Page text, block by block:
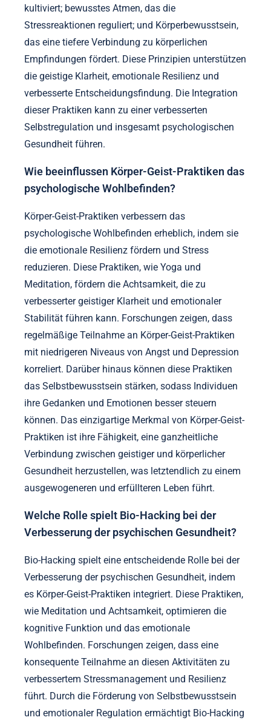
kultiviert; bewusstes Atmen, das die
Stressreaktionen reguliert; und Körperbewusstsein,
das eine tiefere Verbindung zu körperlichen
Empfindungen fördert. Diese Prinzipien unterstützen
die geistige Klarheit, emotionale Resilienz und
verbesserte Entscheidungsfindung. Die Integration
dieser Praktiken kann zu einer verbesserten
Selbstregulation und insgesamt psychologischen
Gesundheit führen.
Wie beeinflussen Körper-Geist-Praktiken das
psychologische Wohlbefinden?
Körper-Geist-Praktiken verbessern das
psychologische Wohlbefinden erheblich, indem sie
die emotionale Resilienz fördern und Stress
reduzieren. Diese Praktiken, wie Yoga und
Meditation, fördern die Achtsamkeit, die zu
verbesserter geistiger Klarheit und emotionaler
Stabilität führen kann. Forschungen zeigen, dass
regelmäßige Teilnahme an Körper-Geist-Praktiken
mit niedrigeren Niveaus von Angst und Depression
korreliert. Darüber hinaus können diese Praktiken
das Selbstbewusstsein stärken, sodass Individuen
ihre Gedanken und Emotionen besser steuern
können. Das einzigartige Merkmal von Körper-Geist-
Praktiken ist ihre Fähigkeit, eine ganzheitliche
Verbindung zwischen geistiger und körperlicher
Gesundheit herzustellen, was letztendlich zu einem
ausgewogeneren und erfüllteren Leben führt.
Welche Rolle spielt Bio-Hacking bei der
Verbesserung der psychischen Gesundheit?
Bio-Hacking spielt eine entscheidende Rolle bei der
Verbesserung der psychischen Gesundheit, indem
es Körper-Geist-Praktiken integriert. Diese Praktiken,
wie Meditation und Achtsamkeit, optimieren die
kognitive Funktion und das emotionale
Wohlbefinden. Forschungen zeigen, dass eine
konsequente Teilnahme an diesen Aktivitäten zu
verbessertem Stressmanagement und Resilienz
führt. Durch die Förderung von Selbstbewusstsein
und emotionaler Regulation ermächtigt Bio-Hacking